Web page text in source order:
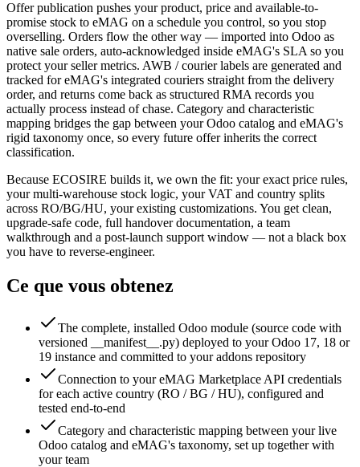
Offer publication pushes your product, price and available-to-
promise stock to eMAG on a schedule you control, so you stop
overselling. Orders flow the other way — imported into Odoo as
native sale orders, auto-acknowledged inside eMAG's SLA so you
protect your seller metrics. AWB / courier labels are generated and
tracked for eMAG's integrated couriers straight from the delivery
order, and returns come back as structured RMA records you
actually process instead of chase. Category and characteristic
mapping bridges the gap between your Odoo catalog and eMAG's
rigid taxonomy once, so every future offer inherits the correct
classification.
Because ECOSIRE builds it, we own the fit: your exact price rules,
your multi-warehouse stock logic, your VAT and country splits
across RO/BG/HU, your existing customizations. You get clean,
upgrade-safe code, full handover documentation, a team
walkthrough and a post-launch support window — not a black box
you have to reverse-engineer.
Ce que vous obtenez
The complete, installed Odoo module (source code with
versioned __manifest__.py) deployed to your Odoo 17, 18 or
19 instance and committed to your addons repository
Connection to your eMAG Marketplace API credentials
for each active country (RO / BG / HU), configured and
tested end-to-end
Category and characteristic mapping between your live
Odoo catalog and eMAG's taxonomy, set up together with
your team